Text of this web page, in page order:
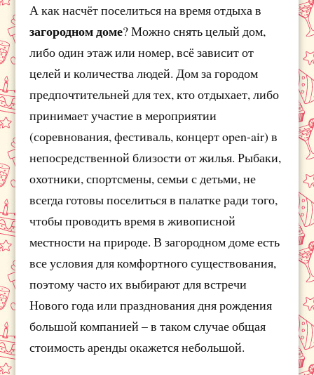
А как насчёт поселиться на время отдыха в
загородном доме? Можно снять целый дом,
либо один этаж или номер, всё зависит от
целей и количества людей. Дом за городом
предпочтительней для тех, кто отдыхает, либо
принимает участие в мероприятии
(соревнования, фестиваль, концерт open-air) в
непосредственной близости от жилья. Рыбаки,
охотники, спортсмены, семьи с детьми, не
всегда готовы поселиться в палатке ради того,
чтобы проводить время в живописной
местности на природе. В загородном доме есть
все условия для комфортного существования,
поэтому часто их выбирают для встречи
Нового года или празднования дня рождения
большой компанией – в таком случае общая
стоимость аренды окажется небольшой.